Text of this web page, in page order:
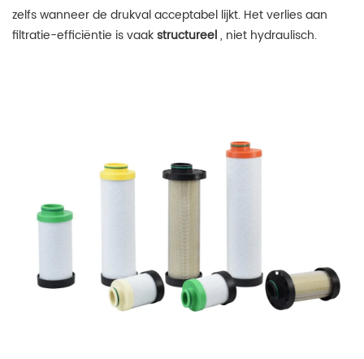
zelfs wanneer de drukval acceptabel lijkt. Het verlies aan
filtratie-efficiëntie is vaakstructureel, niet hydraulisch.